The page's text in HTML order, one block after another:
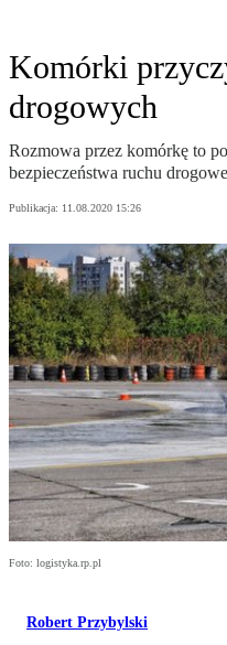
Komórki
drogowych
Rozmowa przez komórkę to
bezpieczeństwa ruchu
Publikacja: 11.08.2020 15:26
Foto: logistyka.rp.pl
Robert Przybylski